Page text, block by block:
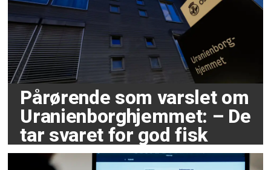
Pårørende som varslet om
Uranienborghjemmet: – De
tar svaret for god fisk